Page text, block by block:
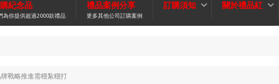
紀念品
為你提供超過2000款禮品
禮品案例分享
更多其他公司訂購案例
訂購須知 關於禮品紅
戰略推進需穩紮穩打